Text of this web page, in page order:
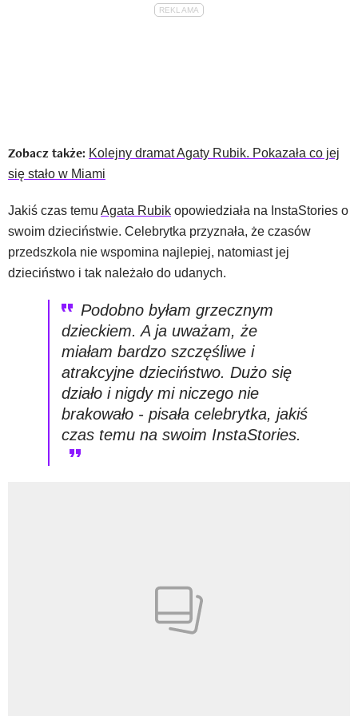
Zobacz także: Kolejny dramat Agaty Rubik. Pokazała co jej
się stało w Miami
Jakiś czas temu Agata Rubik opowiedziała na InstaStories o
swoim dzieciństwie. Celebrytka przyznała, że czasów
przedszkola nie wspomina najlepiej, natomiast jej
dzieciństwo i tak należało do udanych.
Podobno byłam grzecznym
dzieckiem. A ja uważam, że
miałam bardzo szczęśliwe i
atrakcyjne dzieciństwo. Dużo się
działo i nigdy mi niczego nie
brakowało - pisała celebrytka, jakiś
czas temu na swoim InstaStories.